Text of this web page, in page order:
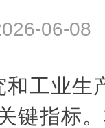
2026-06-
工业生
键指标